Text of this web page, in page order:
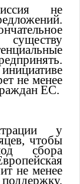
не
не менее
ЕС.
у
чтобы
сбора
не менее